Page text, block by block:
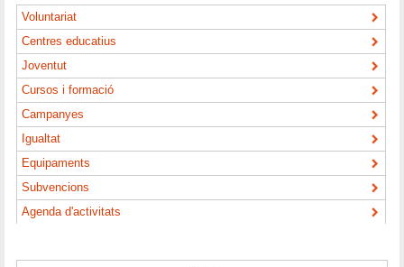
Voluntariat
Centres educatius
Joventut
Cursos i formació
Campanyes
Igualtat
Equipaments
Subvencions
Agenda d'activitats